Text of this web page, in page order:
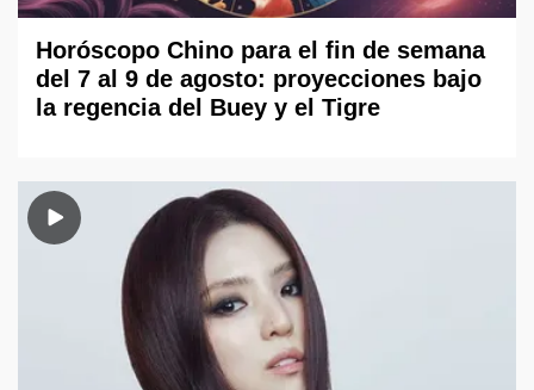
Horóscopo Chino para el fin de semana
del 7 al 9 de agosto: proyecciones bajo
la regencia del Buey y el Tigre